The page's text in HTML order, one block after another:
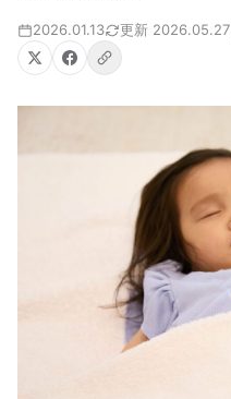
2026.01.13 更新 2026.05.27